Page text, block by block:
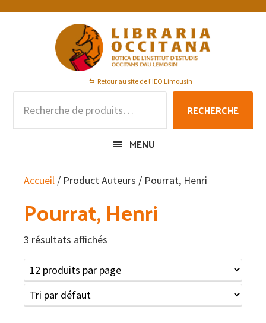
Passer
Passer
Passer
Retour au site de l'IEO Limousin
pour :
RECHERCHE
MENU
Accueil / Product Auteurs / Pourrat, Henri
Pourrat, Henri
3 résultats affichés